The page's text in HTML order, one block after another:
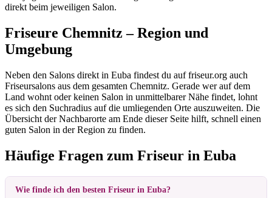
direkt beim jeweiligen Salon.
Friseure Chemnitz – Region und
Umgebung
Neben den Salons direkt in Euba findest du auf friseur.org auch
Friseursalons aus dem gesamten Chemnitz. Gerade wer auf dem
Land wohnt oder keinen Salon in unmittelbarer Nähe findet, lohnt
es sich den Suchradius auf die umliegenden Orte auszuweiten. Die
Übersicht der Nachbarorte am Ende dieser Seite hilft, schnell einen
guten Salon in der Region zu finden.
Häufige Fragen zum Friseur in Euba
Wie finde ich den besten Friseur in Euba?